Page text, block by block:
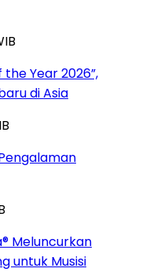
Year 2026”,
di Asia
Meluncurkan
untuk Musisi